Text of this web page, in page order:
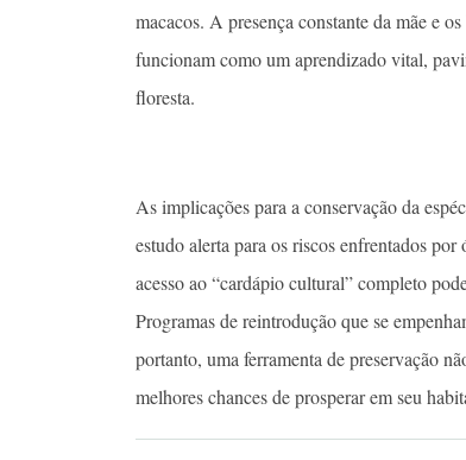
macacos. A presença constante da mãe e
funcionam como um aprendizado vital,
floresta.
As implicações para a conservação da
estudo alerta para os riscos enfrentados
acesso ao “cardápio cultural” completo
Programas de reintrodução que se
portanto, uma ferramenta de preservação
melhores chances de prosperar em seu